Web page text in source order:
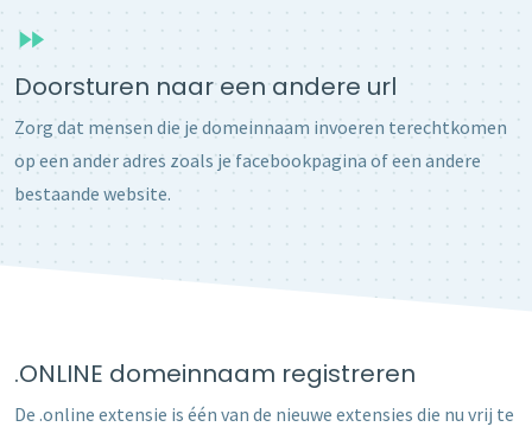
Doorsturen naar een andere url
Zorg dat mensen die je domeinnaam invoeren terechtkomen
op een ander adres zoals je facebookpagina of een andere
bestaande website.
.ONLINE domeinnaam registreren
De .online extensie is één van de nieuwe extensies die nu vrij te